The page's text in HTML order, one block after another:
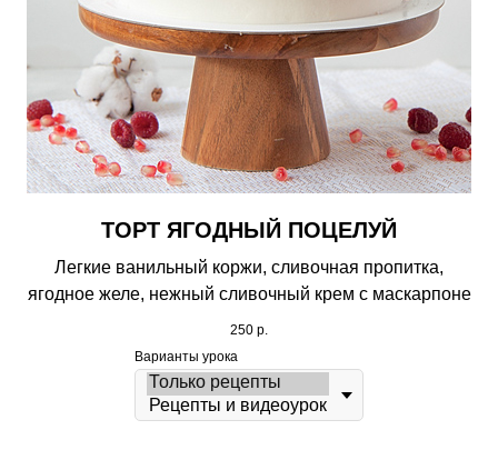
ТОРТ ЯГОДНЫЙ ПОЦЕЛУЙ
Легкие ванильный коржи, сливочная пропитка,
ягодное желе, нежный сливочный крем с маскарпоне
250 р.
Варианты урока